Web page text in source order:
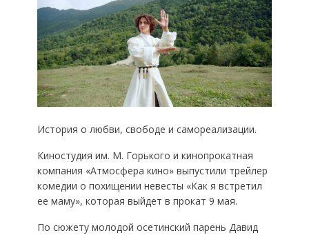
История о любви, свободе и самореализации.
Киностудия им. М. Горького и кинопрокатная
компания «Атмосфера кино» выпустили трейлер
комедии о похищении невесты «Как я встретил
ее маму», которая выйдет в прокат 9 мая.
По сюжету молодой осетинский парень Давид